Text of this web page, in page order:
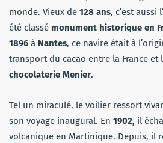
monde. Vieux de 128 ans, c’est aussi
été classé monument historique en
1896 à Nantes, ce navire était à
transport du cacao entre la France et
chocolaterie Menier.
Tel un miraculé, le voilier ressort
son voyage inaugural. En 1902, il
volcanique en Martinique. Depuis, il